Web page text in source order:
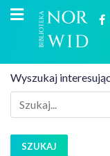
Wyszukaj
SZUKAJ